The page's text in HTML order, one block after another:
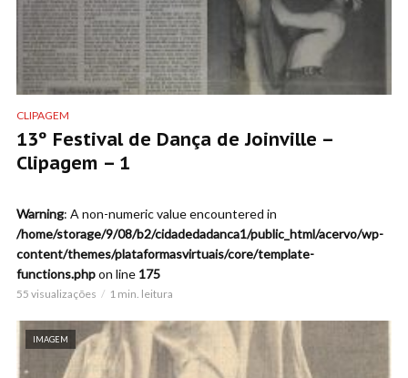
CLIPAGEM
13º Festival de Dança de Joinville –
Clipagem – 1
Warning: A non-numeric value encountered in
/home/storage/9/08/b2/cidadedadanca1/public_html/acervo/wp-
content/themes/plataformasvirtuais/core/template-
functions.phpon line 175
55 visualizações 1 min. leitura
IMAGEM